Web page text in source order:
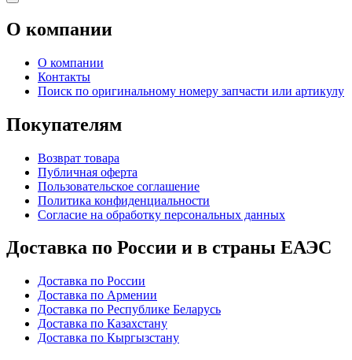
О компании
О компании
Контакты
Поиск по оригинальному номеру запчасти или артикулу
Покупателям
Возврат товара
Публичная оферта
Пользовательское соглашение
Политика конфиденциальности
Согласие на обработку персональных данных
Доставка по России и в страны ЕАЭС
Доставка по России
Доставка по Армении
Доставка по Республике Беларусь
Доставка по Казахстану
Доставка по Кыргызстану